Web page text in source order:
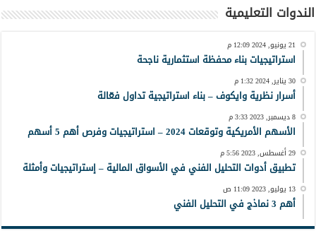
الندوات التعليمية
21 يونيو, 2024 12:09 م
استراتيجيات بناء محفظة استثمارية ناجحة
30 يناير, 2024 1:32 م
أسرار نظرية وايكوف – بناء استراتيجية تداول فعّالة
8 ديسمبر, 2023 3:33 م
الأسهم الأمريكية وتوقعات 2024 – استراتيجيات وفرص أهم 5 أسهم
29 أغسطس, 2023 5:56 م
تطبيق أدوات التحليل الفني في الأسواق المالية – إستراتيجيات وأمثلة
13 يوليو, 2023 11:09 ص
أهم 3 نماذج في التحليل الفني